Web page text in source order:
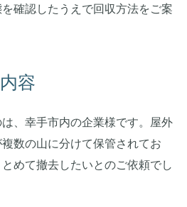
確認したうえで回収方法をご案
容
、幸手市内の企業様です。屋外
数の山に分けて保管されてお
めて撤去したいとのご依頼でし